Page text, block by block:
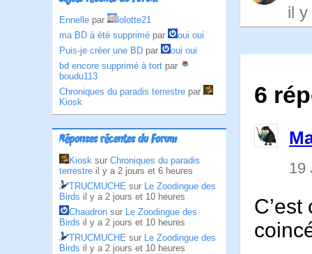
Ennelle par
lolotte21
ma BD à été supprimé par
oui oui
Puis-je créer une BD par
oui oui
bd encore supprimé à tort par
boudu113
Chroniques du paradis terrestre par
Kiosk
Réponses récentes du Forum
Kiosk sur Chroniques du paradis
terrestre il y a 2 jours et 6 heures
TRUCMUCHE sur Le Zoodingue des
Birds il y a 2 jours et 10 heures
Chaudron sur Le Zoodingue des
Birds il y a 2 jours et 10 heures
TRUCMUCHE sur Le Zoodingue des
Birds il y a 2 jours et 10 heures
il y
6
19